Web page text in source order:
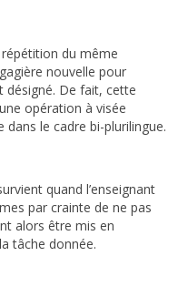
du même
nouvelle pour
désigné. De fait, cette
opération à visée
le cadre bi-plurilingue.
quand l’enseignant
par crainte de ne pas
alors être mis en
tâche donnée.